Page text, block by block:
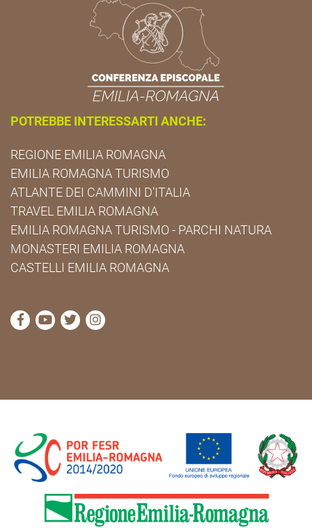
POTREBBE INTERESSARTI ANCHE:
REGIONE EMILIA ROMAGNA
EMILIA ROMAGNA TURISMO
ATLANTE DEI CAMMINI D'ITALIA
TRAVEL EMILIA ROMAGNA
EMILIA ROMAGNA TURISMO - PARCHI NATURA
MONASTERI EMILIA ROMAGNA
CASTELLI EMILIA ROMAGNA
visita la pagina Facebook di Cammini Emilia-
visita la pagina YouTube di Cammini Emilia-
visita la pagina Twitter di Cammini Emilia-
visita la pagina Instagram di Cammini